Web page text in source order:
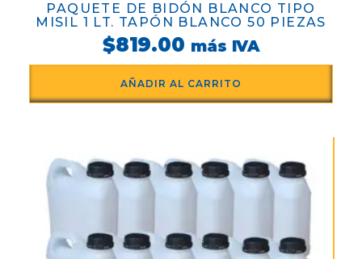
PAQUETE DE BIDÓN BLANCO TIPO
MISIL 1 LT. TAPÓN BLANCO 50 PIEZAS
$819.00 más IVA
AÑADIR AL CARRITO